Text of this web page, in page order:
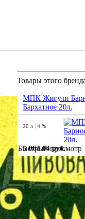
Товары этого
МПК Жигули
Бархатное 20л.
Быстрый просмотр
20 л. 4 %
5 063.04 руб.
Чрезмерное
+7 903-666-2-444
info@pivocom.ru